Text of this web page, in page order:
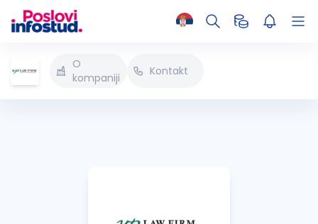
O
kompaniji
Kontakt